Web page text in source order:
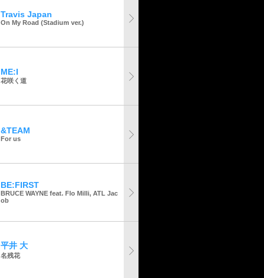
Travis Japan
On My Road (Stadium ver.)
ME:I
花咲く道
&TEAM
For us
BE:FIRST
BRUCE WAYNE feat. Flo Milli, ATL Jac
ob
平井 大
名残花